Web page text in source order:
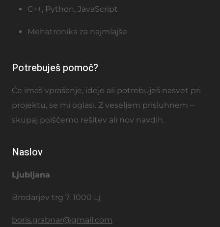
C++, Python, JavaScript
Mehatronika za najmlajše
Potrebuješ pomoč?
Če imaš vprašanje, idejo ali potrebuješ nasvet pri
projektu, se mi oglasi. Z veseljem prisluhnem –
skupaj poiščemo rešitev ali nov navdih.
Naslov
Ljubljana
Brodarjev trg 7, 1000 Lj
boris.grabnar@gmail.com